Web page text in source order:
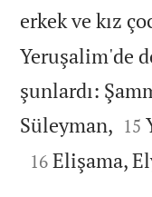
erkek ve kız
Yeruşalim'de
şunlardı:
Süleyman, 

15

16 Elişama,